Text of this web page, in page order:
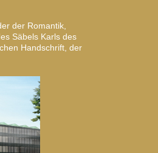
der Romantik,
Säbels Karls des
Handschrift, der